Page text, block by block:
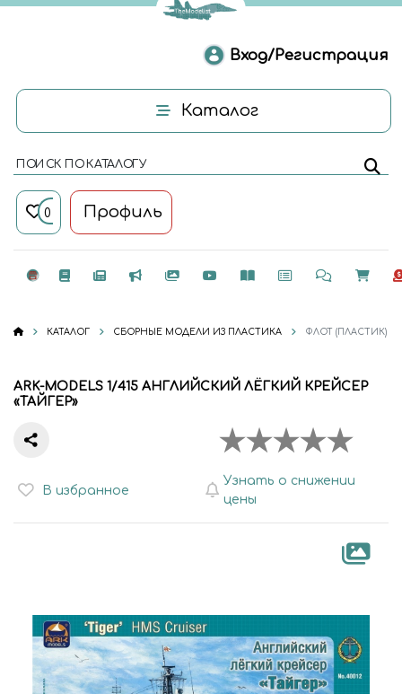
Вход/Регистрация
Каталог
ПОИСК ПО КАТАЛОГУ
0 Профиль
КАТАЛОГ СБОРНЫЕ МОДЕЛИ ИЗ ПЛАСТИКА ФЛОТ (ПЛАСТИК)
ARK-MODELS 1/415 АНГЛИЙСКИЙ ЛЁГКИЙ КРЕЙСЕР
«ТАЙГЕР»
В избранное
Узнать о снижении
цены